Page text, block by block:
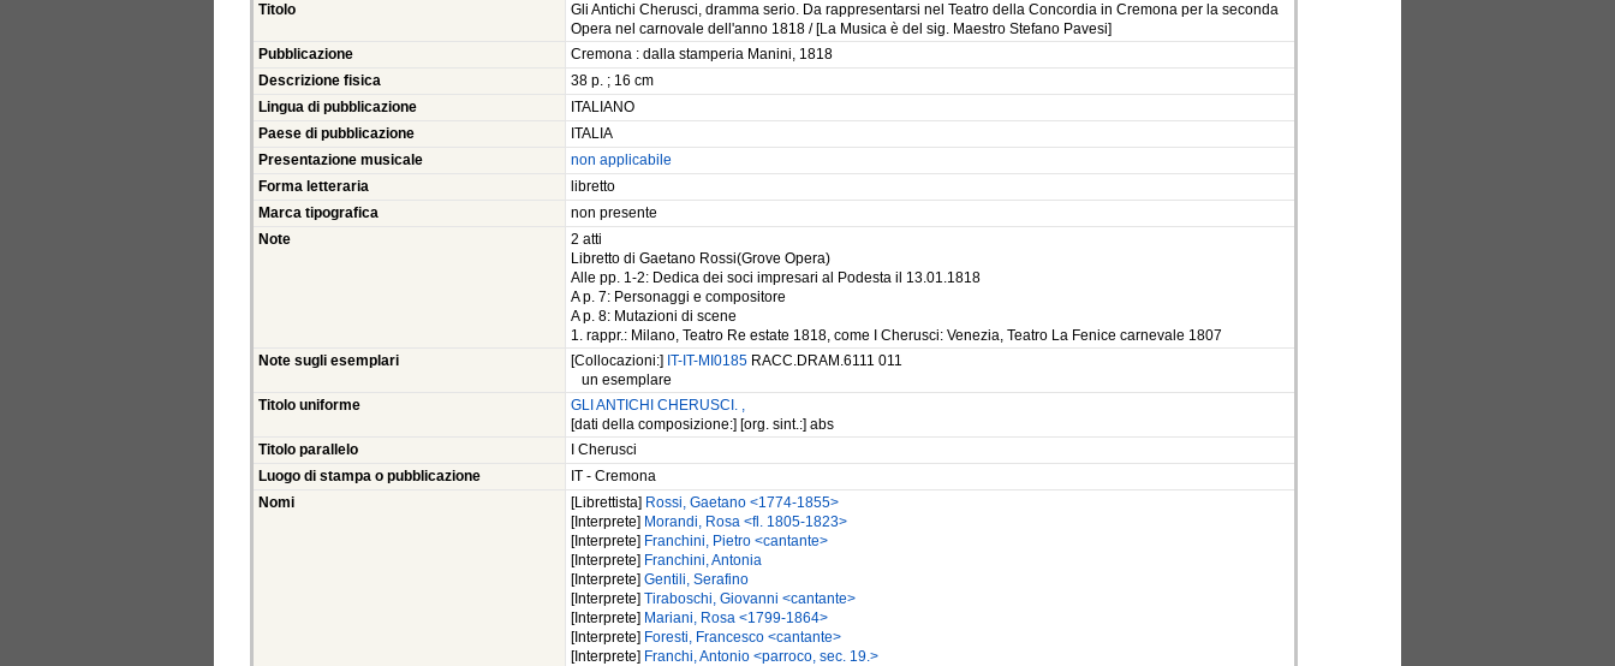
Titolo
Gli Antichi Cherusci, dramma serio. Da rappresentarsi nel Teatro della Concordia in Cremona per la seconda
Opera nel carnovale dell'anno 1818 / [La Musica è del sig. Maestro Stefano Pavesi]
Pubblicazione
Cremona : dalla stamperia Manini, 1818
Descrizione fisica
38 p. ; 16 cm
Lingua di pubblicazione
ITALIANO
Paese di pubblicazione
ITALIA
Presentazione musicale
non applicabile
Forma letteraria
libretto
Marca tipografica
non presente
Note
2 atti
Libretto di Gaetano Rossi(Grove Opera)
Alle pp. 1-2: Dedica dei soci impresari al Podesta il 13.01.1818
A p. 7: Personaggi e compositore
A p. 8: Mutazioni di scene
1. rappr.: Milano, Teatro Re estate 1818, come I Cherusci: Venezia, Teatro La Fenice carnevale 1807
Note sugli esemplari
[Collocazioni:] IT-IT-MI0185 RACC.DRAM.6111 011
un esemplare
Titolo uniforme
GLI ANTICHI CHERUSCI. ,
[dati della composizione:] [org. sint.:] abs
Titolo parallelo
I Cherusci
Luogo di stampa o pubblicazione
IT - Cremona
Nomi
[Librettista]
Rossi, Gaetano <1774-1855>
[Interprete]
Morandi, Rosa <fl. 1805-1823>
[Interprete]
Franchini, Pietro <cantante>
[Interprete]
Franchini, Antonia
[Interprete] Gentili, Serafino
[Interprete]
Tiraboschi, Giovanni <cantante>
[Interprete]
Mariani, Rosa <1799-1864>
[Interprete]
Foresti, Francesco <cantante>
[Interprete]
Franchi, Antonio <parroco, sec. 19.>